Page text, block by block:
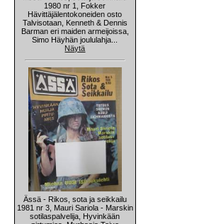
1980 nr 1, Fokker
Hävittäjälentokoneiden osto
Talvisotaan, Kenneth & Dennis
Barman eri maiden armeijoissa,
Simo Häyhän joululahja...
Näytä
Ässä - Rikos, sota ja seikkailu
1981 nr 3, Mauri Sariola - Marskin
sotilaspalvelija, Hyvinkään